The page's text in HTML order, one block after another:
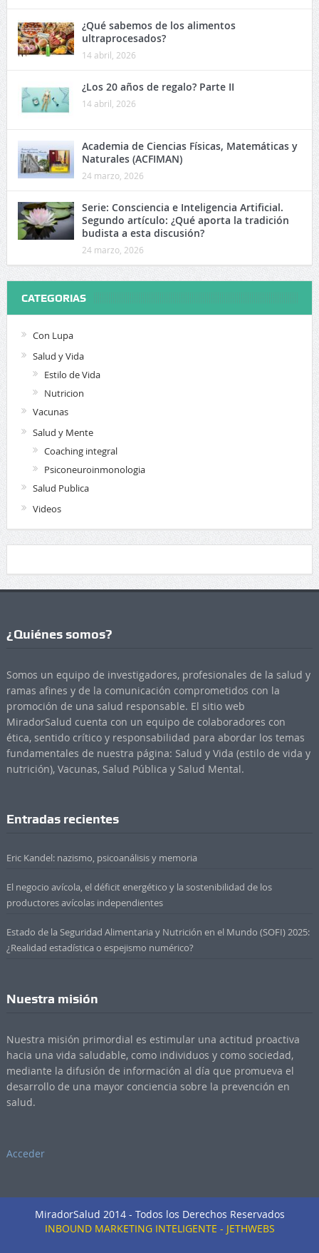
¿Qué sabemos de los alimentos
ultraprocesados?
14 abril, 2026
¿Los 20 años de regalo? Parte II
14 abril, 2026
Academia de Ciencias Físicas, Matemáticas y
Naturales (ACFIMAN)
24 marzo, 2026
Serie: Consciencia e Inteligencia Artificial.
Segundo artículo: ¿Qué aporta la tradición
budista a esta discusión?
24 marzo, 2026
CATEGORIAS
Con Lupa
Salud y Vida
Estilo de Vida
Nutricion
Vacunas
Salud y Mente
Coaching integral
Psiconeuroinmonologia
Salud Publica
Videos
¿Quiénes somos?
Somos un equipo de investigadores, profesionales de la salud y
ramas afines y de la comunicación comprometidos con la
promoción de una salud responsable. El sitio web
MiradorSalud cuenta con un equipo de colaboradores con
ética, sentido crítico y responsabilidad para abordar los temas
fundamentales de nuestra página: Salud y Vida (estilo de vida y
nutrición), Vacunas, Salud Pública y Salud Mental.
Entradas recientes
Eric Kandel: nazismo, psicoanálisis y memoria
El negocio avícola, el déficit energético y la sostenibilidad de los
productores avícolas independientes
Estado de la Seguridad Alimentaria y Nutrición en el Mundo (SOFI) 2025:
¿Realidad estadística o espejismo numérico?
Nuestra misión
Nuestra misión primordial es estimular una actitud proactiva
hacia una vida saludable, como individuos y como sociedad,
mediante la difusión de información al día que promueva el
desarrollo de una mayor conciencia sobre la prevención en
salud.
Acceder
MiradorSalud 2014 - Todos los Derechos Reservados
INBOUND MARKETING INTELIGENTE - JETHWEBS